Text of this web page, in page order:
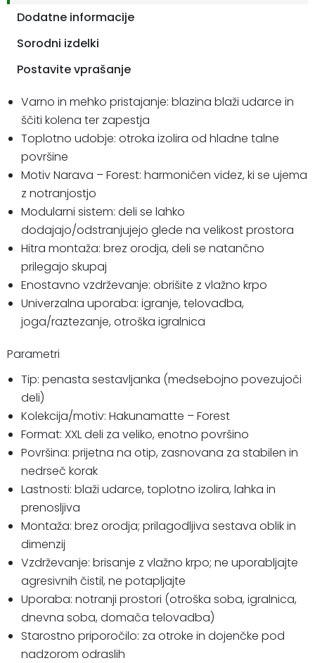
Dodatne informacije
Sorodni izdelki
Postavite vprašanje
Varno in mehko pristajanje: blazina blaži udarce in
ščiti kolena ter zapestja
Toplotno udobje: otroka izolira od hladne talne
površine
Motiv Narava – Forest: harmoničen videz, ki se ujema
z notranjostjo
Modularni sistem: deli se lahko
dodajajo/odstranjujejo glede na velikost prostora
Hitra montaža: brez orodja, deli se natančno
prilegajo skupaj
Enostavno vzdrževanje: obrišite z vlažno krpo
Univerzalna uporaba: igranje, telovadba,
joga/raztezanje, otroška igralnica
Parametri
Tip: penasta sestavljanka (medsebojno povezujoči
deli)
Kolekcija/motiv: Hakunamatte – Forest
Format: XXL deli za veliko, enotno površino
Površina: prijetna na otip, zasnovana za stabilen in
nedrseč korak
Lastnosti: blaži udarce, toplotno izolira, lahka in
prenosljiva
Montaža: brez orodja; prilagodljiva sestava oblik in
dimenzij
Vzdrževanje: brisanje z vlažno krpo; ne uporabljajte
agresivnih čistil, ne potapljajte
Uporaba: notranji prostori (otroška soba, igralnica,
dnevna soba, domača telovadba)
Starostno priporočilo: za otroke in dojenčke pod
nadzorom odraslih